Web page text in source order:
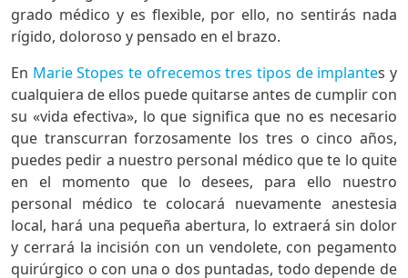
grado médico y es flexible, por ello, no sentirás nada
rígido, doloroso y pensado en el brazo.
En Marie Stopes te ofrecemos tres tipos de implantes y
cualquiera de ellos puede quitarse antes de cumplir con
su «vida efectiva», lo que significa que no es necesario
que transcurran forzosamente los tres o cinco años,
puedes pedir a nuestro personal médico que te lo quite
en el momento que lo desees, para ello nuestro
personal médico te colocará nuevamente anestesia
local, hará una pequeña abertura, lo extraerá sin dolor
y cerrará la incisión con un vendolete, con pegamento
quirúrgico o con una o dos puntadas, todo depende de